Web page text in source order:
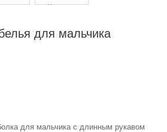
для мальчика
для мальчика с длинным рукавом